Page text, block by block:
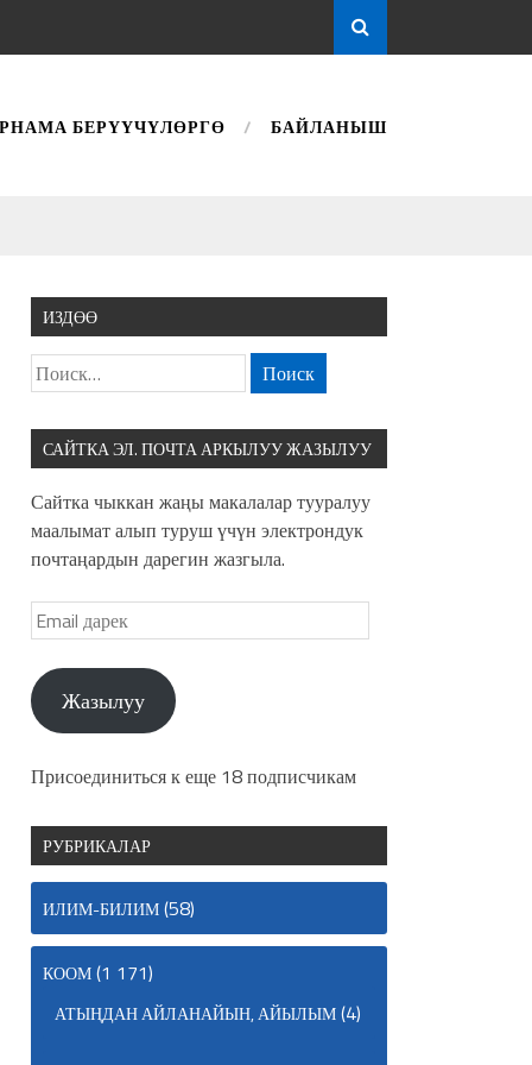
БЕРҮҮЧҮЛӨРГӨ БАЙЛАНЫШ
ИЗДӨӨ
САЙТКА ЭЛ. ПОЧТА АРКЫЛУУ ЖАЗЫЛУУ
Сайтка чыккан жаңы макалалар тууралуу
маалымат алып туруш үчүн электрондук
почтаңардын дарегин жазгыла.
Жазылуу
Присоединиться к еще 18 подписчикам
РУБРИКАЛАР
ИЛИМ-БИЛИМ(58)
КООМ(1 171)
АТЫҢДАН АЙЛАНАЙЫН, АЙЫЛЫМ(4)